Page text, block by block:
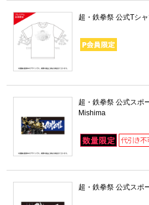
超・鉄拳祭 公式Tシ
超・鉄拳祭 公式スポ
Mishima
超・鉄拳祭 公式スポ